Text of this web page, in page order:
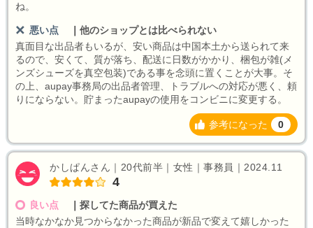
ね。
悪い点
他のショップとは比べられない
真面目な出品者もいるが、安い商品は中国本土から送られて来
るので、安くて、質が落ち、配送に日数がかかり、梱包が雑(メ
ンズシューズを真空包装)である事を念頭に置くことが大事。そ
の上、aupay事務局の出品者管理、トラブルへの対応が悪く、頼
りにならない。貯まったaupayの使用をコンビニに変更する。
参考になった 0
かしぱんさん｜20代前半｜女性｜事務員｜2024.11
4
良い点
探してた商品が買えた
当時なかなか見つからなかった商品が新品で変えて嬉しかった